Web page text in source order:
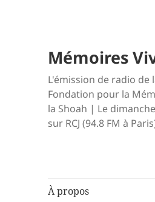
Mémoires
L'émission de radio de
Fondation pour la
la Shoah | Le
sur RCJ (94.8 FM à
À propos